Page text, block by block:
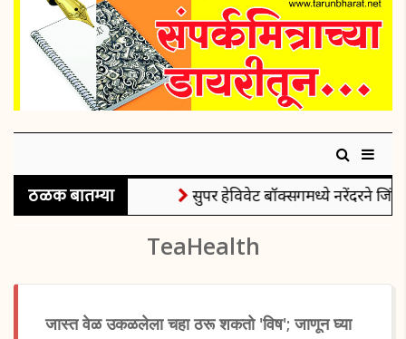
ठळक बातम्या सुपर हेविवेट बॉक्सिंगमध्ये नरेंदरने
TeaHealth
जास्त वेळ उकळलेला चहा ठरू शकतो 'विष'; जाणून घ्या